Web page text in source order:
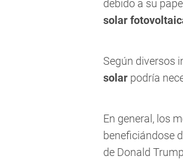
debido a su
solar
Según diversos
solar podría
En general, los
beneficiándose
de Donald